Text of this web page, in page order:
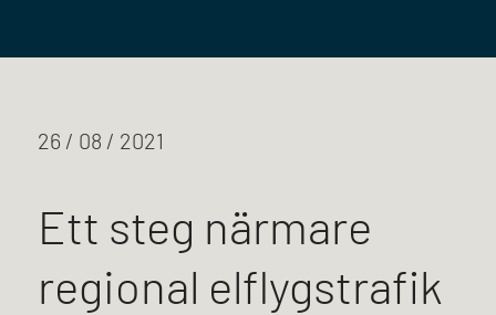
26 / 08 / 2021
Ett steg närmare
regional elflygstrafik